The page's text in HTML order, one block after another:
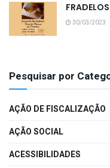
30/03/2023
Pesquisar por
AÇÃO DE FISCALIZAÇÃO
AÇÃO SOCIAL
ACESSIBILIDADES